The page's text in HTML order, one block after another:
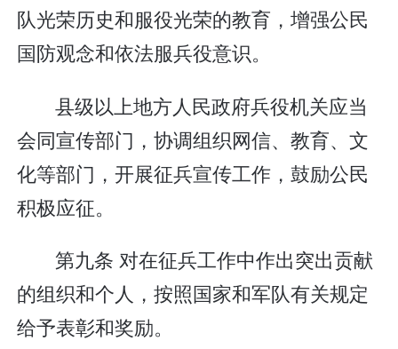
队光荣历史和服役光荣的教育，增强公民
国防观念和依法服兵役意识。
县级以上地方人民政府兵役机关应当
会同宣传部门，协调组织网信、教育、文
化等部门，开展征兵宣传工作，鼓励公民
积极应征。
第九条 对在征兵工作中作出突出贡献
的组织和个人，按照国家和军队有关规定
给予表彰和奖励。